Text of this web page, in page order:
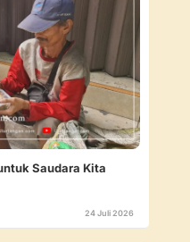
Saudara Kita
24 Juli 2026